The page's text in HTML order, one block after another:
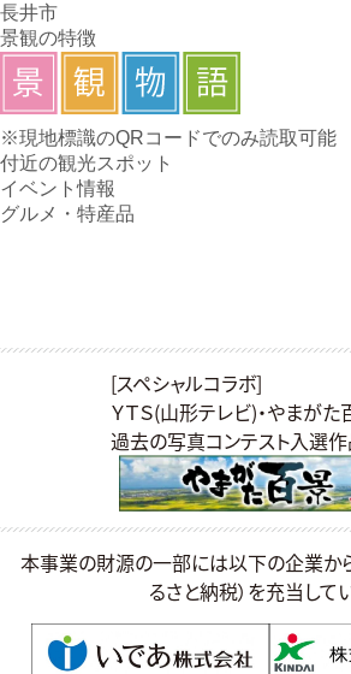
見る
Instagramフォトイベント
Promotion Movie
つなぐ
アイテム
位置図PDF
パンフレット
景観
景観重
景観重
お問い合わせ 当サイ
言語
山形県県土利用政策課／山形市松波
長井市
景観の特徴
※現地標識のQRコードでのみ読取可能
付近の観光スポット
イベント情報
グルメ・特産品
[スペシャルコラボ]
ＹＴＳ(山形テレビ)・やまがた
過去の写真コンテスト入選
本事業の財源の一部には以下の企業か
るさと納税）を充当して